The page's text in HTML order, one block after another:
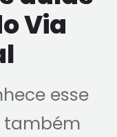
Via
esse
também